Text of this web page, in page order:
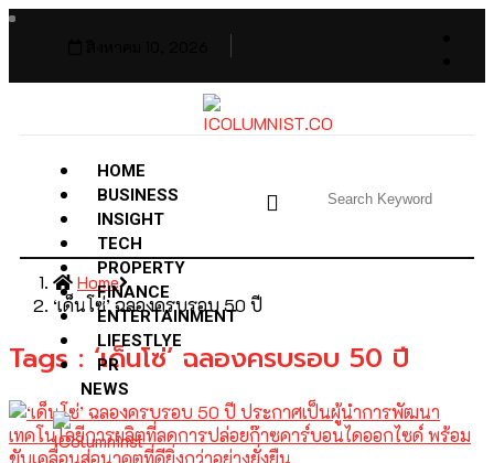
HOME
BUSINESS
INSIGHT
TECH
PROPERTY
FINANCE
ENTERTAINMENT
LIFESTLYE
PR
NEWS
Home
‘เด็นโซ่’ ฉลองครบรอบ 50 ปี
Tags : ‘เด็นโซ่’ ฉลองครบรอบ 50 ปี